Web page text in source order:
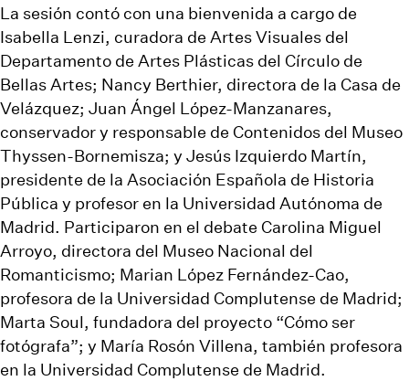
La sesión contó con una bienvenida a cargo de
Isabella Lenzi, curadora de Artes Visuales del
Departamento de Artes Plásticas del Círculo de
Bellas Artes; Nancy Berthier, directora de la Casa de
Velázquez; Juan Ángel López-Manzanares,
conservador y responsable de Contenidos del Museo
Thyssen-Bornemisza; y Jesús Izquierdo Martín,
presidente de la Asociación Española de Historia
Pública y profesor en la Universidad Autónoma de
Madrid. Participaron en el debate Carolina Miguel
Arroyo, directora del Museo Nacional del
Romanticismo; Marian López Fernández-Cao,
profesora de la Universidad Complutense de Madrid;
Marta Soul, fundadora del proyecto “Cómo ser
fotógrafa”; y María Rosón Villena, también profesora
en la Universidad Complutense de Madrid.